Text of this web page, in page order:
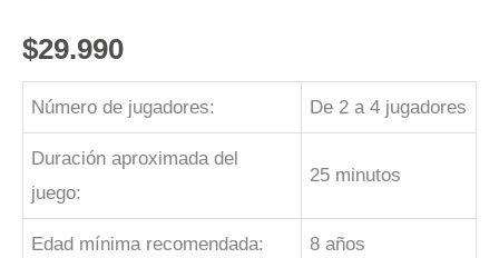
$29.990
Número de jugadores: De 2 a 4 jugadores
Duración aproximada del
juego:
25 minutos
Edad mínima recomendada: 8 años